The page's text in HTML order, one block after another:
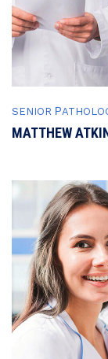
SENIOR
MATTHEW